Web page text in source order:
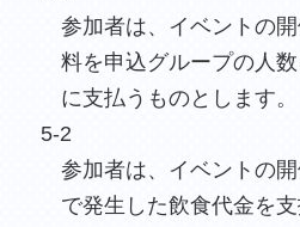
参加者は、イベントの
料を申込グループの人
に支払うものとします。
5-2
参加者は、イベントの
で発生した飲食代金を支